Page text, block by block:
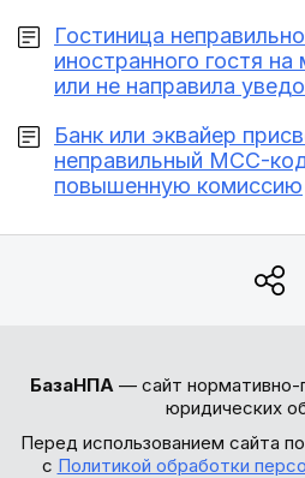
Гостиница
иностранного гостя
или не направила
Банк или эквайер
неправильный MCC-
повышенную комиссию
БазаНПА — сайт нормативно-
юридических
Перед использованием сайта
с Политикой обработки